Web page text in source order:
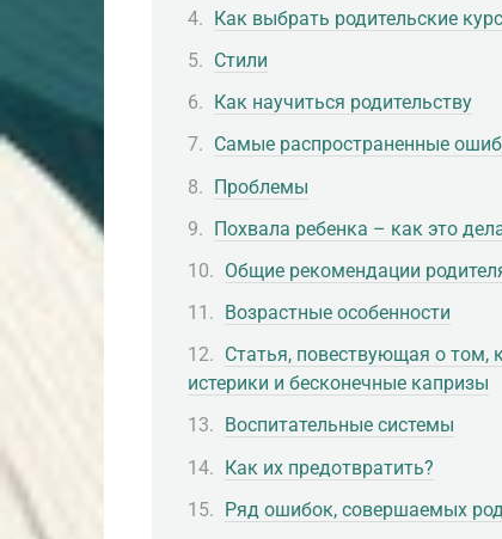
Как выбрать родительские
Стили
Как научиться родительству
Самые распространенные
Проблемы
Похвала ребенка – как это
Общие рекомендации
Возрастные особенности
Статья, повествующая о том,
истерики и бесконечные капризы
Воспитательные системы
Как их предотвратить?
Ряд ошибок, совершаемых